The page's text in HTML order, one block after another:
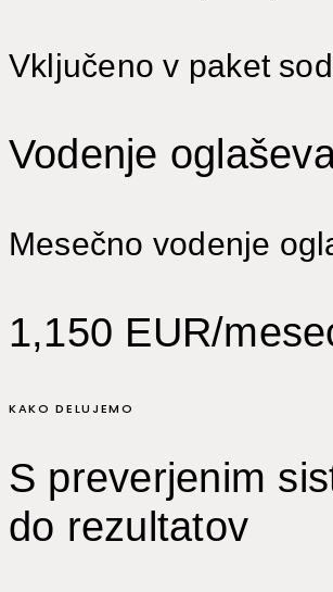
Vključeno v paket
Vodenje
Mesečno vodenje
1,150 EUR/
KAKO DELUJEMO
S preverjenim
do rezultatov